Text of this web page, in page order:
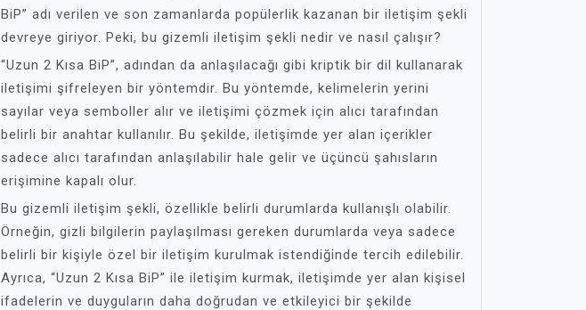
BiP” adı verilen ve son zamanlarda popülerlik kazanan bir iletişim şekli
devreye giriyor. Peki, bu gizemli iletişim şekli nedir ve nasıl çalışır?
“Uzun 2 Kısa BiP”, adından da anlaşılacağı gibi kriptik bir dil kullanarak
iletişimi şifreleyen bir yöntemdir. Bu yöntemde, kelimelerin yerini
sayılar veya semboller alır ve iletişimi çözmek için alıcı tarafından
belirli bir anahtar kullanılır. Bu şekilde, iletişimde yer alan içerikler
sadece alıcı tarafından anlaşılabilir hale gelir ve üçüncü şahısların
erişimine kapalı olur.
Bu gizemli iletişim şekli, özellikle belirli durumlarda kullanışlı olabilir.
Örneğin, gizli bilgilerin paylaşılması gereken durumlarda veya sadece
belirli bir kişiyle özel bir iletişim kurulmak istendiğinde tercih edilebilir.
Ayrıca, “Uzun 2 Kısa BiP” ile iletişim kurmak, iletişimde yer alan kişisel
ifadelerin ve duyguların daha doğrudan ve etkileyici bir şekilde